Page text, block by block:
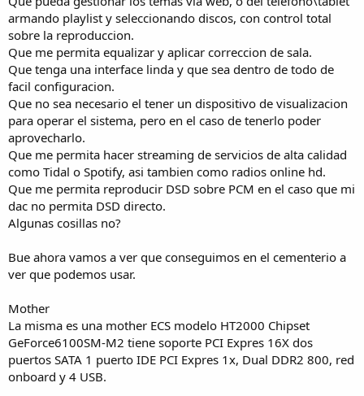
armando playlist y seleccionando discos, con control total
sobre la reproduccion.
Que me permita equalizar y aplicar correccion de sala.
Que tenga una interface linda y que sea dentro de todo de
facil configuracion.
Que no sea necesario el tener un dispositivo de visualizacion
para operar el sistema, pero en el caso de tenerlo poder
aprovecharlo.
Que me permita hacer streaming de servicios de alta calidad
como Tidal o Spotify, asi tambien como radios online hd.
Que me permita reproducir DSD sobre PCM en el caso que mi
dac no permita DSD directo.
Algunas cosillas no?
Bue ahora vamos a ver que conseguimos en el cementerio a
ver que podemos usar.
Mother
La misma es una mother ECS modelo HT2000 Chipset
GeForce6100SM-M2 tiene soporte PCI Expres 16X dos
puertos SATA 1 puerto IDE PCI Expres 1x, Dual DDR2 800, red
onboard y 4 USB.